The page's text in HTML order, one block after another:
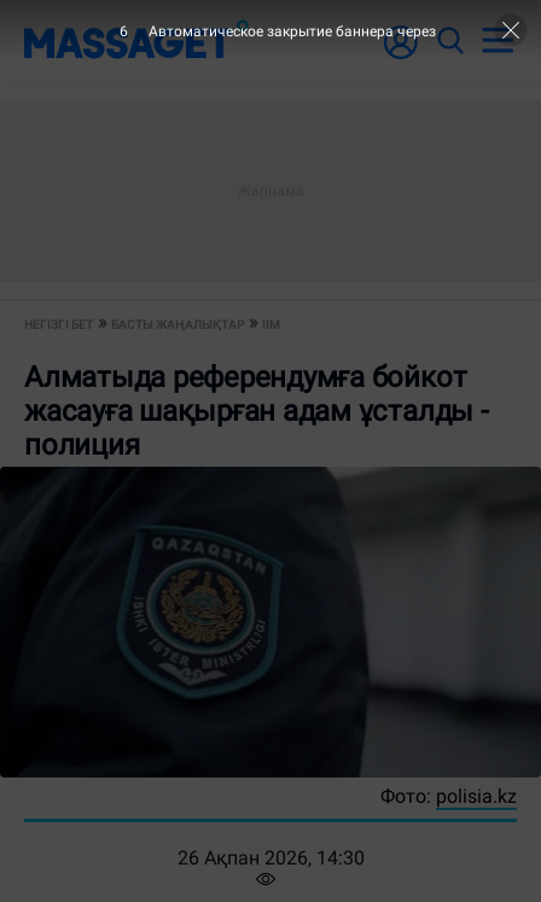
НЕГІЗГІ БЕТ БАСТЫ ЖАҢАЛЫҚТАР ІІМ
Алматыда референдумға бойкот
жасауға шақырған адам ұсталды -
полиция
Фото: polisia.kz
26 Ақпан 2026, 14:30
6 Автоматическое закрытие баннера через